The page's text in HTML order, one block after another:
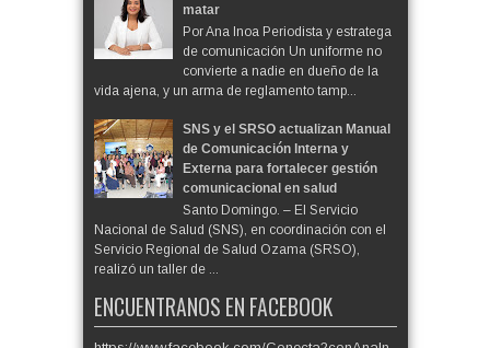
matar
Por Ana Inoa Periodista y estratega
de comunicación Un uniforme no
convierte a nadie en dueño de la
vida ajena, y un arma de reglamento tamp...
SNS y el SRSO actualizan Manual
de Comunicación Interna y
Externa para fortalecer gestión
comunicacional en salud
Santo Domingo. – El Servicio
Nacional de Salud (SNS), en coordinación con el
Servicio Regional de Salud Ozama (SRSO),
realizó un taller de ...
ENCUENTRANOS EN FACEBOOK